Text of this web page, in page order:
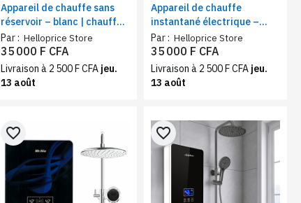
Appareil de chauffe sans
réservoir – blanc | chauffe-
eau instantané électrique
3 800 W, douche, cuisine
Par : Helloprice Store
35 000 F CFA
Livraison à 2 500 F CFA jeu.
13 août
Appareil de chauffe
instantané électrique –
3 800 W, design noir, parfait
sous évier
Par : Helloprice Store
35 000 F CFA
Livraison à 2 500 F CFA jeu.
13 août
favorite_border favorite_border